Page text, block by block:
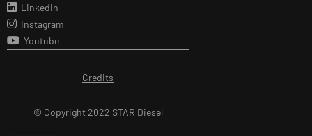
Linkedin
Instagram
Youtube
Credits
© Copyright 2022 STAR Diesel